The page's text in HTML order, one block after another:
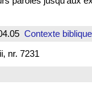
Contexte biblique
nr. 7231